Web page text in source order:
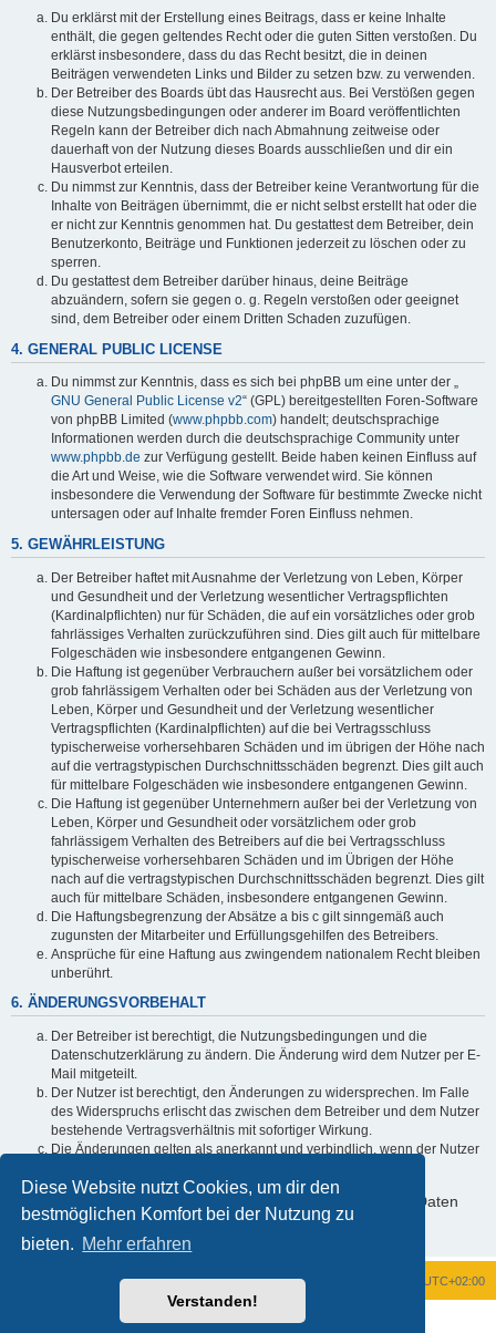
Diese Website nutzt Cookies, um dir den
bestmöglichen Komfort bei der Nutzung zu
bieten. Mehr erfahren
Verstanden!
Du erklärst mit der Erstellung eines Beitrags, dass er keine Inhalte
enthält, die gegen geltendes Recht oder die guten Sitten verstoßen. Du
erklärst insbesondere, dass du das Recht besitzt, die in deinen
Beiträgen verwendeten Links und Bilder zu setzen bzw. zu verwenden.
Der Betreiber des Boards übt das Hausrecht aus. Bei Verstößen gegen
diese Nutzungsbedingungen oder anderer im Board veröffentlichten
Regeln kann der Betreiber dich nach Abmahnung zeitweise oder
dauerhaft von der Nutzung dieses Boards ausschließen und dir ein
Hausverbot erteilen.
Du nimmst zur Kenntnis, dass der Betreiber keine Verantwortung für die
Inhalte von Beiträgen übernimmt, die er nicht selbst erstellt hat oder die
er nicht zur Kenntnis genommen hat. Du gestattest dem Betreiber, dein
Benutzerkonto, Beiträge und Funktionen jederzeit zu löschen oder zu
sperren.
Du gestattest dem Betreiber darüber hinaus, deine Beiträge
abzuändern, sofern sie gegen o. g. Regeln verstoßen oder geeignet
sind, dem Betreiber oder einem Dritten Schaden zuzufügen.
4. GENERAL PUBLIC LICENSE
Du nimmst zur Kenntnis, dass es sich bei phpBB um eine unter der „
GNU General Public License v2“ (GPL) bereitgestellten Foren-Software
von phpBB Limited (www.phpbb.com) handelt; deutschsprachige
Informationen werden durch die deutschsprachige Community unter
www.phpbb.de zur Verfügung gestellt. Beide haben keinen Einfluss auf
die Art und Weise, wie die Software verwendet wird. Sie können
insbesondere die Verwendung der Software für bestimmte Zwecke nicht
untersagen oder auf Inhalte fremder Foren Einfluss nehmen.
5. GEWÄHRLEISTUNG
Der Betreiber haftet mit Ausnahme der Verletzung von Leben, Körper
und Gesundheit und der Verletzung wesentlicher Vertragspflichten
(Kardinalpflichten) nur für Schäden, die auf ein vorsätzliches oder grob
fahrlässiges Verhalten zurückzuführen sind. Dies gilt auch für mittelbare
Folgeschäden wie insbesondere entgangenen Gewinn.
Die Haftung ist gegenüber Verbrauchern außer bei vorsätzlichem oder
grob fahrlässigem Verhalten oder bei Schäden aus der Verletzung von
Leben, Körper und Gesundheit und der Verletzung wesentlicher
Vertragspflichten (Kardinalpflichten) auf die bei Vertragsschluss
typischerweise vorhersehbaren Schäden und im übrigen der Höhe nach
auf die vertragstypischen Durchschnittsschäden begrenzt. Dies gilt auch
für mittelbare Folgeschäden wie insbesondere entgangenen Gewinn.
Die Haftung ist gegenüber Unternehmern außer bei der Verletzung von
Leben, Körper und Gesundheit oder vorsätzlichem oder grob
fahrlässigem Verhalten des Betreibers auf die bei Vertragsschluss
typischerweise vorhersehbaren Schäden und im Übrigen der Höhe
nach auf die vertragstypischen Durchschnittsschäden begrenzt. Dies gilt
auch für mittelbare Schäden, insbesondere entgangenen Gewinn.
Die Haftungsbegrenzung der Absätze a bis c gilt sinngemäß auch
zugunsten der Mitarbeiter und Erfüllungsgehilfen des Betreibers.
Ansprüche für eine Haftung aus zwingendem nationalem Recht bleiben
unberührt.
6. ÄNDERUNGSVORBEHALT
Der Betreiber ist berechtigt, die Nutzungsbedingungen und die
Datenschutzerklärung zu ändern. Die Änderung wird dem Nutzer per E-
Mail mitgeteilt.
Der Nutzer ist berechtigt, den Änderungen zu widersprechen. Im Falle
des Widerspruchs erlischt das zwischen dem Betreiber und dem Nutzer
bestehende Vertragsverhältnis mit sofortiger Wirkung.
Die Änderungen gelten als anerkannt und verbindlich, wenn der Nutzer
Informationen über den Umgang mit deinen persönlichen Daten
sind in der Datenschutzerklärung enthalten.
Foren-Übersicht UTC+02:00
Powered by
® Forum Software © phpBB Limited